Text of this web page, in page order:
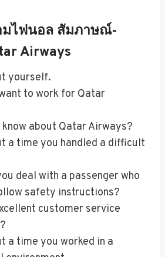
มไฟนอล สัมภาษณ์-
Airways
yourself.
to work for Qatar
know about Qatar Airways?
a time you handled a difficult
deal with a passenger who
safety instructions?
customer service
a time you worked in a